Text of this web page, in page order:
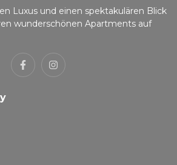
Luxus und einen spektakulären Blick
wunderschönen Apartments auf